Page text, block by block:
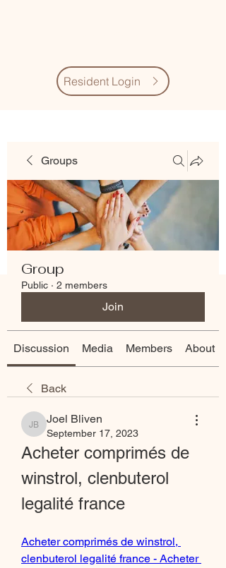
Resident Login
Groups
Group
Public · 2 members
Join
Discussion Media Members About
Back
Joel Bliven
Joel Bliven
September 17, 2023
Acheter comprimés de
winstrol, clenbuterol
legalité france
Acheter comprimés de winstrol,
clenbuterol legalité france - Acheter